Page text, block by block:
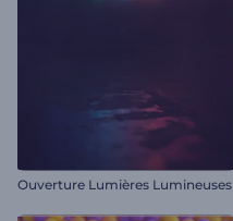
Ouverture Lumières Lumineuses